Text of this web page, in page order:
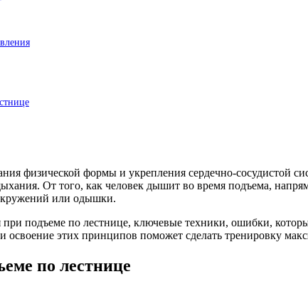
физической формы и укрепления сердечно-сосудистой
От того, как человек дышит во время подъема,
или одышки.
подъеме по лестнице, ключевые техники, ошибки,
этих принципов поможет сделать тренировку
по лестнице